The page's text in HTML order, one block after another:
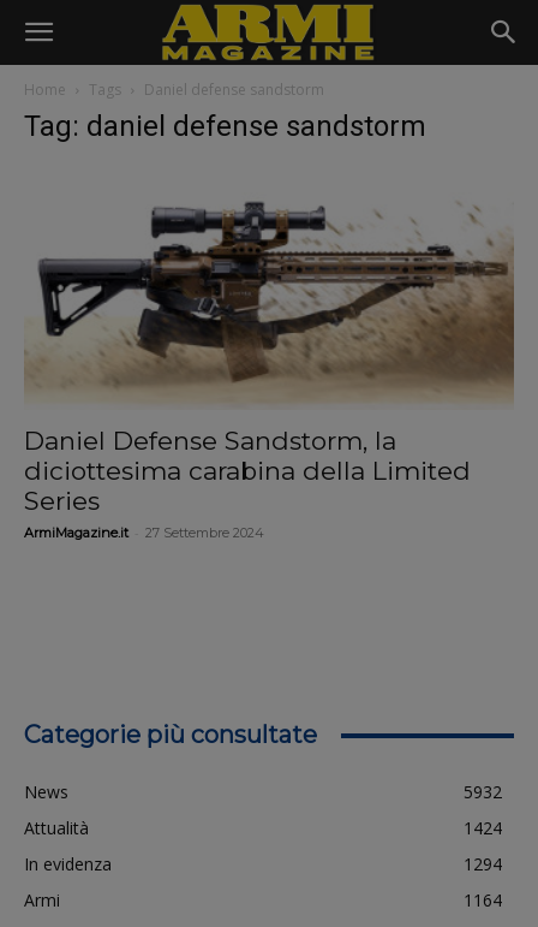
Home Tags Daniel defense sandstorm
Tag: daniel defense sandstorm
Daniel Defense Sandstorm, la
diciottesima carabina della Limited
Series
ArmiMagazine.it 27 Settembre 2024
Categorie più consultate
News
5932
Attualità
1424
In evidenza
1294
Armi
1164